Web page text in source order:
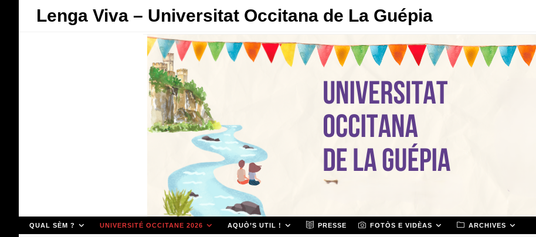
Lenga Viva – Universitat Occitana de La Guépia
QUAL SÈM ? UNIVERSITÉ OCCITANE 2026 AQUÒ’S UTIL ! PRESSE FOTÒS E VIDÈAS ARCHIVES